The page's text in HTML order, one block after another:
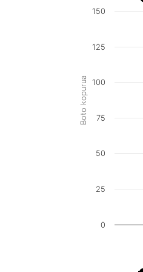
Boto kopurua
0
25
50
75
100
125
150